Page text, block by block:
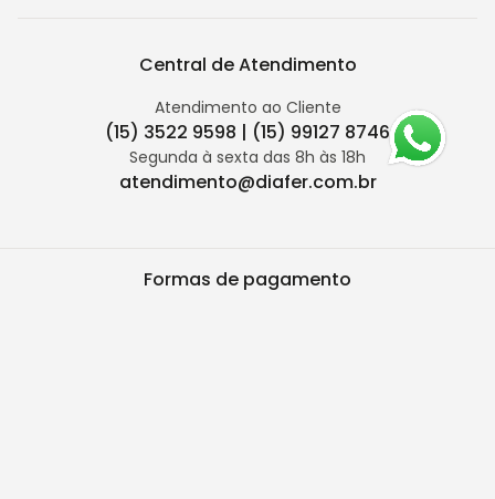
Central de Atendimento
Atendimento ao Cliente
(15) 3522 9598 | (15) 99127 8746
Segunda à sexta das 8h às 18h
atendimento@diafer.com.br
Formas de pagamento